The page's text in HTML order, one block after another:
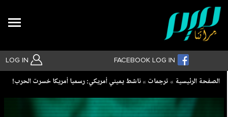
LOG IN FACEBOOK LOG IN
Breadcrumb
الصفحة الرئيسية ترجمات ناشط يميني أمريكي: رسميا أمريكا خسرت الحرب!